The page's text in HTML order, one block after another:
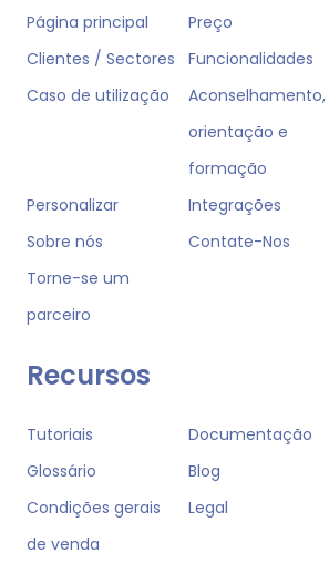
Página principal
Preço
Clientes / Sectores
Funcionalidades
Caso de utilização
Aconselhamento,
orientação e
formação
Personalizar
Integrações
Sobre nós
Contate-Nos
Torne-se um
parceiro
Recursos
Tutoriais
Documentação
Glossário
Blog
Condições gerais
de venda
Legal